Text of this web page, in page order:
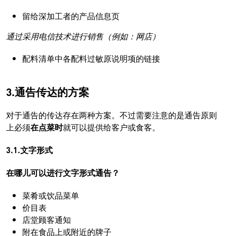
留给深加工者的产品信息页
通过采用电信技术进行销售（例如：网店）
配料清单中各配料过敏原说明项的链接
3.通告传达的方案
对于通告的传达存在两种方案。不过需要注意的是通告原则
上必须在点菜时就可以提供给客户或食客。
3.1.文字形式
在哪儿可以进行文字形式通告？
菜肴或饮品菜单
价目表
店堂顾客通知
附在食品上或附近的牌子